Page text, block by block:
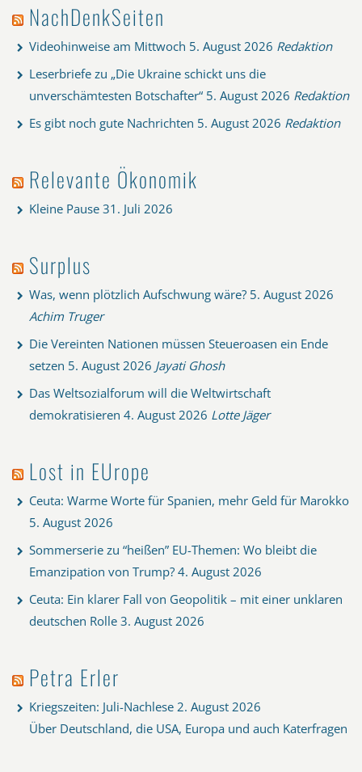
NachDenkSeiten
Videohinweise am Mittwoch 5. August 2026 Redaktion
Leserbriefe zu „Die Ukraine schickt uns die
unverschämtesten Botschafter“ 5. August 2026 Redaktion
Es gibt noch gute Nachrichten 5. August 2026 Redaktion
Relevante Ökonomik
Kleine Pause 31. Juli 2026
Surplus
Was, wenn plötzlich Aufschwung wäre? 5. August 2026
Achim Truger
Die Vereinten Nationen müssen Steueroasen ein Ende
setzen 5. August 2026 Jayati Ghosh
Das Weltsozialforum will die Weltwirtschaft
demokratisieren 4. August 2026 Lotte Jäger
Lost in EUrope
Ceuta: Warme Worte für Spanien, mehr Geld für Marokko
5. August 2026
Sommerserie zu “heißen” EU-Themen: Wo bleibt die
Emanzipation von Trump? 4. August 2026
Ceuta: Ein klarer Fall von Geopolitik – mit einer unklaren
deutschen Rolle 3. August 2026
Petra Erler
Kriegszeiten: Juli-Nachlese 2. August 2026
Über Deutschland, die USA, Europa und auch Katerfragen